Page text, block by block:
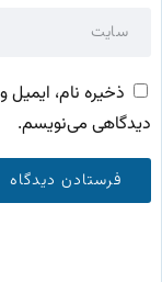
ذخیره نام، ایمیل
دیدگاهی می‌نویسم.